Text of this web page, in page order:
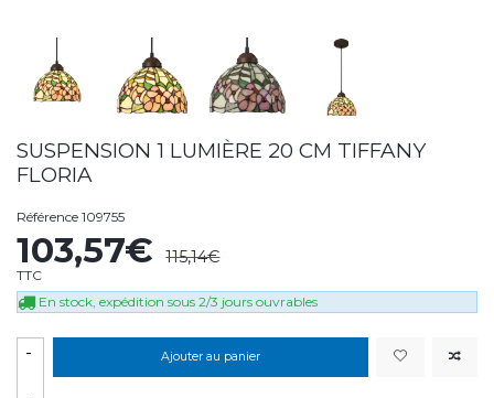
SUSPENSION 1 LUMIÈRE 20 CM TIFFANY
FLORIA
Référence 109755
103,57€ 115,14€
TTC
En stock, expédition sous 2/3 jours ouvrables
- Ajouter au panier